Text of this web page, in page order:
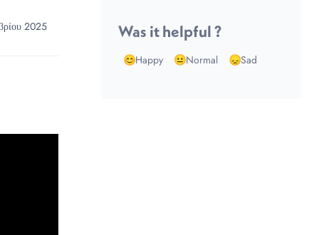
2025 Was it helpful ?
Happy Normal Sad